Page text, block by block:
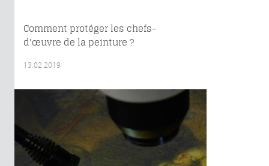
Comment protéger les chefs-
d'œuvre de la peinture ?
13.02.2019